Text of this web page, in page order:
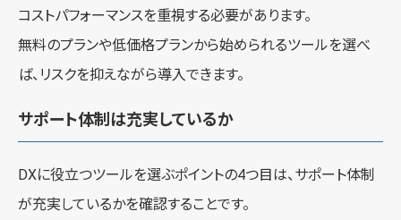
コストパフォーマンスを重視する必要があります。
無料のプランや低価格プランから始められるツールを選べ
ば、リスクを抑えながら導入できます。
サポート体制は充実しているか
DXに役立つツールを選ぶポイントの4つ目は、サポート体制
が充実しているかを確認することです。